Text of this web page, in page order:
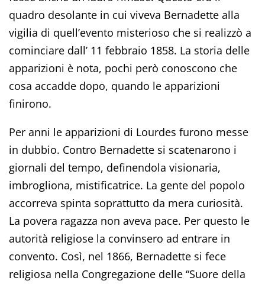
quadro desolante in cui viveva Bernadette alla
vigilia di quell’evento misterioso che si realizzò a
cominciare dall’ 11 febbraio 1858. La storia delle
apparizioni è nota, pochi però conoscono che
cosa accadde dopo, quando le apparizioni
finirono.
Per anni le apparizioni di Lourdes furono messe
in dubbio. Contro Bernadette si scatenarono i
giornali del tempo, definendola visionaria,
imbrogliona, mistificatrice. La gente del popolo
accorreva spinta soprattutto da mera curiosità.
La povera ragazza non aveva pace. Per questo le
autorità religiose la convinsero ad entrare in
convento. Così, nel 1866, Bernadette si fece
religiosa nella Congregazione delle “Suore della